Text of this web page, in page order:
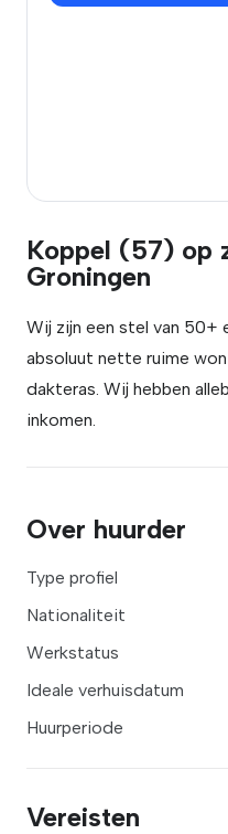
Koppel (57) op
Groningen
Wij zijn een stel van 50+
absoluut nette ruime
dakteras. Wij hebben
inkomen.
Over huurder
Type profiel
Nationaliteit
Werkstatus
Ideale verhuisdatum
Huurperiode
Vereisten